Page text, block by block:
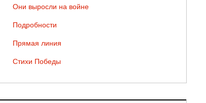
Они выросли на войне
Подробности
Прямая линия
Стихи Победы